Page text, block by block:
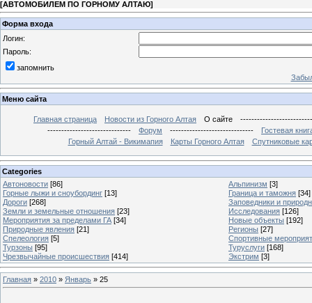
[АВТОМОБИЛЕМ ПО ГОРНОМУ АЛТАЮ]
Форма входа
Логин:
Пароль:
запомнить
Меню сайта
Главная страница Новости из Горного Алтая О сайте
------------------------------
Форум ------------------------------
Гостевая
Горный Алтай - Викимапия
Карты Горного Алтая Спутниковые
Categories
Автоновости [86] Альпинизм [3]
Горные лыжи и сноубординг [13] Граница и таможня [34]
Дороги [268]
Заповедники и
Земли и земельные отношения [23] Исследования [126]
Мероприятия за пределами ГА [34] Новые объекты [192]
Природные явления [21] Регионы [27]
Спелеология [5]
Спортивные
Турзоны [95] Туруслуги [168]
Чрезвычайные происшествия [414] Экстрим [3]
Главная » 2010 » Январь » 25